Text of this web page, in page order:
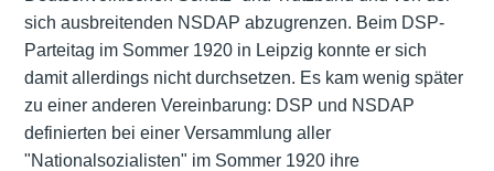
sich ausbreitenden NSDAP abzugrenzen. Beim DSP-
Parteitag im Sommer 1920 in Leipzig konnte er sich
damit allerdings nicht durchsetzen. Es kam wenig später
zu einer anderen Vereinbarung: DSP und NSDAP
definierten bei einer Versammlung aller
"Nationalsozialisten" im Sommer 1920 ihre